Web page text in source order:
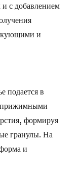
с добавлением
и
подается в
прижимными
формируя
гранулы. На
и